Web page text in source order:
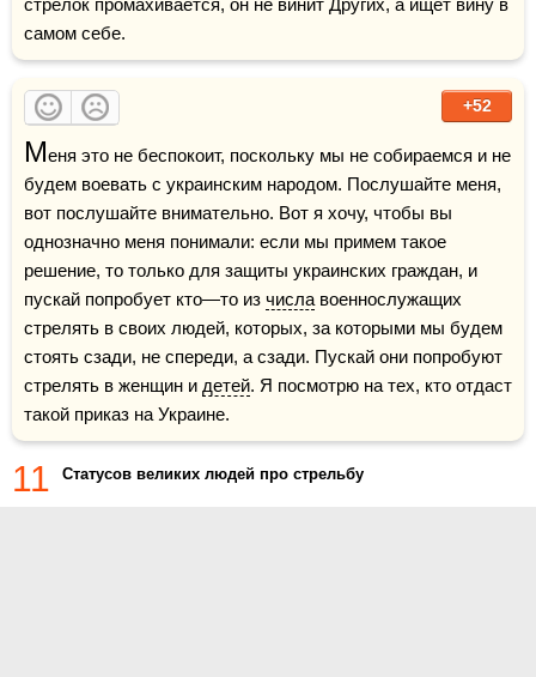
стрелок промахивается, он не винит Других, а ищет вину в
самом себе.
+52
Меня это не беспокоит, поскольку мы не собираемся и не
будем воевать с украинским народом. Послушайте меня,
вот послушайте внимательно. Вот я хочу, чтобы вы
однозначно меня понимали: если мы примем такое
решение, то только для защиты украинских граждан, и
пускай попробует кто—то из числа военнослужащих
стрелять в своих людей, которых, за которыми мы будем
стоять сзади, не спереди, а сзади. Пускай они попробуют
стрелять в женщин и детей. Я посмотрю на тех, кто отдаст
такой приказ на Украине.
11 Статусов великих людей про стрельбу